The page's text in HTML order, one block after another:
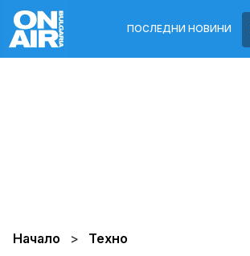
ПОСЛЕДНИ НОВИНИ
Начало Техно